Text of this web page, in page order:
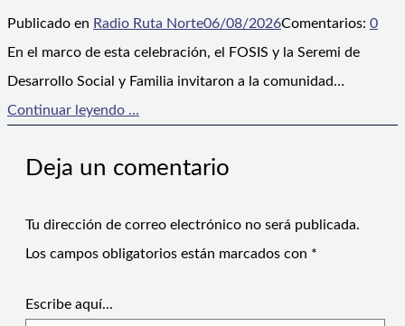
Publicado en Radio Ruta Norte06/08/2026Comentarios: 0
En el marco de esta celebración, el FOSIS y la Seremi de
Desarrollo Social y Familia invitaron a la comunidad…
Continuar leyendo ...
Deja un comentario
Tu dirección de correo electrónico no será publicada.
Los campos obligatorios están marcados con *
Escribe aquí...